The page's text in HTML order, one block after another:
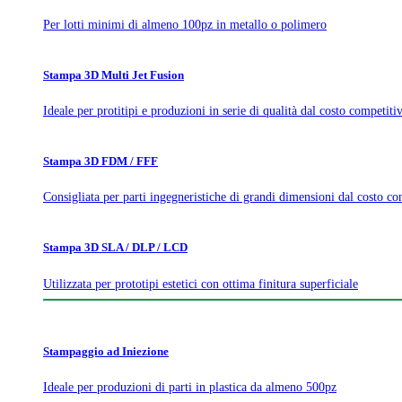
Per lotti minimi di almeno 100pz in metallo o polimero
Stampa 3D Multi Jet Fusion
Ideale per protitipi e produzioni in serie di qualità dal costo
Stampa 3D FDM / FFF
Consigliata per parti ingegneristiche di grandi dimensioni dal costo
Stampa 3D SLA / DLP / LCD
Utilizzata per prototipi estetici con ottima finitura superficiale
Stampaggio ad Iniezione
Ideale per produzioni di parti in plastica da almeno 500pz